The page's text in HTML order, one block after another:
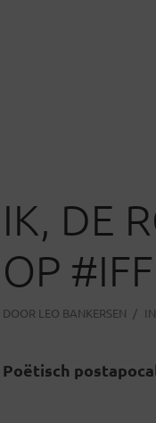
IK, DE
OP
DOOR LEO BANKERSEN IN
Poëtisch